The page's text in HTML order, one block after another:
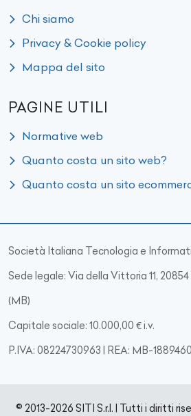
Chi siamo
Privacy & Cookie policy
Mappa del sito
PAGINE UTILI
Normative web
Quanto costa un sito web?
Quanto costa un sito
Società Italiana Tecnologia e
Sede legale: Via della Vittoria 11,
(MB)
Capitale sociale: 10.000,00 € i.v.
P.IVA: 08224730963 | REA: MB-
© 2013-2026 SITI S.r.l. | Tutti i diritti